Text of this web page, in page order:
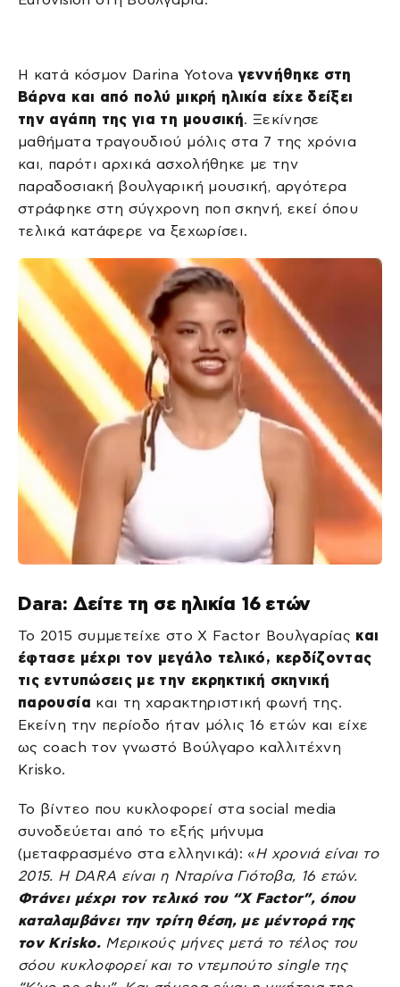
Η κατά κόσμον Darina Yotovaγεννήθηκε στη
Βάρνα και από πολύ μικρή ηλικία είχε δείξει
την αγάπη της για τη μουσική. Ξεκίνησε
μαθήματα τραγουδιού μόλις στα 7 της χρόνια
και, παρότι αρχικά ασχολήθηκε με την
παραδοσιακή βουλγαρική μουσική, αργότερα
στράφηκε στη σύγχρονη ποπ σκηνή, εκεί όπου
τελικά κατάφερε να ξεχωρίσει.
Dara: Δείτε τη σε ηλικία 16 ετών
Το 2015 συμμετείχε στο X Factor Βουλγαρίας και
έφτασε μέχρι τον μεγάλο τελικό, κερδίζοντας
τις εντυπώσεις με την εκρηκτική σκηνική
παρουσία και τη χαρακτηριστική φωνή της.
Εκείνη την περίοδο ήταν μόλις 16 ετών και είχε
ως coach τον γνωστό Βούλγαρο καλλιτέχνη
Krisko.
Το βίντεο που κυκλοφορεί στα social media
συνοδεύεται από το εξής μήνυμα
(μεταφρασμένο στα ελληνικά): «Η χρονιά είναι το
2015. Η DARA είναι η Νταρίνα Γιότοβα, 16 ετών.
Φτάνει μέχρι τον τελικό του “X Factor”, όπου
καταλαμβάνει την τρίτη θέση, με μέντορά της
τον Krisko.Μερικούς μήνες μετά το τέλος του
σόου κυκλοφορεί και το ντεμπούτο single της